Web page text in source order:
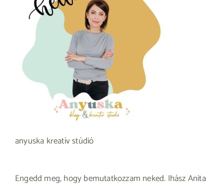
anyuska kreatív stúdió
Engedd meg, hogy bemutatkozzam neked. Ihász Anita